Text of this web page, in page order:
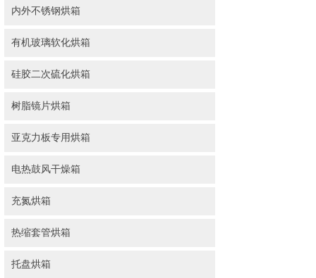
内外不锈钢烘箱
有机玻璃软化烘箱
硅胶二次硫化烘箱
树脂镜片烘箱
亚克力板专用烘箱
电热鼓风干燥箱
充氮烘箱
热缩套管烘箱
托盘烘箱